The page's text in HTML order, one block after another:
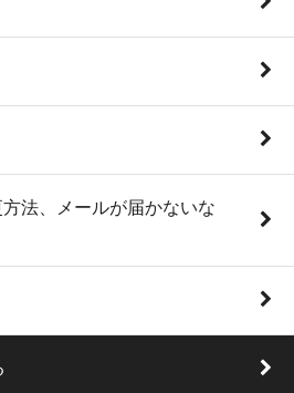
法、メールが届かないな